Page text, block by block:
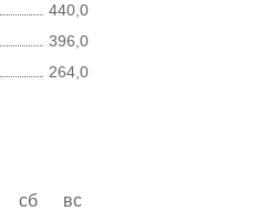
440,0
396,0
264,0
сб
вс